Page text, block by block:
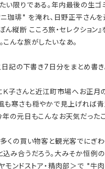
い限りである。年内最後の生ゴ
珈琲" を淹れ、日野正平さんを
ぽん縦断 こころ旅・セレクション
こんな旅がしたいなあ。
日記の下書き7日分をまとめ書き
Ｋ子さんと近江町市場へお正月
も寒さも穏やかで見上げれば
年の元日もこんなお天気だった
くの買い物客と観光客でにぎわ
込み合うだろう。大みそか恒例
モンドストア・精肉部＞で "牛